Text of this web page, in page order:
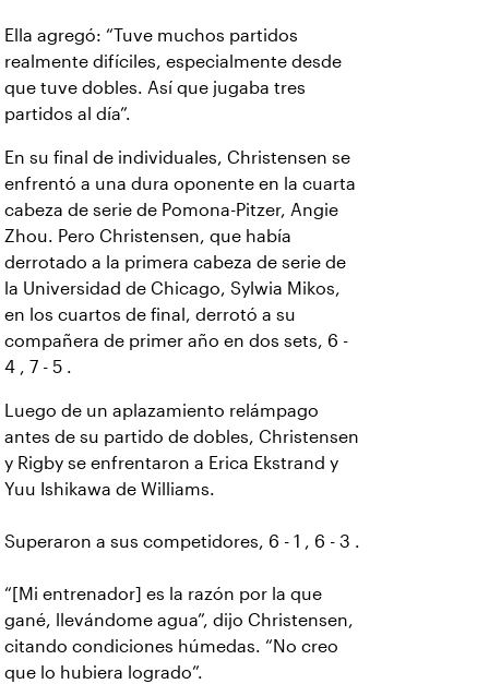
Ella agregó: “Tuve muchos partidos
realmente difíciles, especialmente desde
que tuve dobles. Así que jugaba tres
partidos al día”.
En su final de individuales, Christensen se
enfrentó a una dura oponente en la cuarta
cabeza de serie de Pomona-Pitzer, Angie
Zhou. Pero Christensen, que había
derrotado a la primera cabeza de serie de
la Universidad de Chicago, Sylwia Mikos,
en los cuartos de final, derrotó a su
compañera de primer año en dos sets, 6 -
4 , 7 - 5 .
Luego de un aplazamiento relámpago
antes de su partido de dobles, Christensen
y Rigby se enfrentaron a Erica Ekstrand y
Yuu Ishikawa de Williams.
Superaron a sus competidores, 6 - 1 , 6 - 3 .
“[Mi entrenador] es la razón por la que
gané, llevándome agua”, dijo Christensen,
citando condiciones húmedas. “No creo
que lo hubiera logrado”.